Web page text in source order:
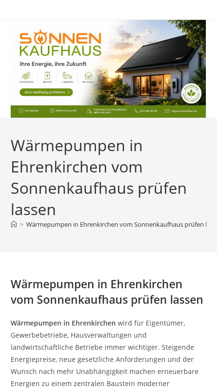
Wärmepumpen in
Ehrenkirchen vom
Sonnenkaufhaus prüfen
lassen
> Wärmepumpen in Ehrenkirchen vom Sonnenkaufhaus prüfen
Wärmepumpen in Ehrenkirchen
vom Sonnenkaufhaus prüfen lassen
Wärmepumpen in Ehrenkirchen wird für Eigentümer,
Gewerbebetriebe, Hausverwaltungen und
landwirtschaftliche Betriebe immer wichtiger. Steigende
Energiepreise, neue gesetzliche Anforderungen und der
Wunsch nach mehr Unabhängigkeit machen erneuerbare
Energien zu einem zentralen Baustein moderner